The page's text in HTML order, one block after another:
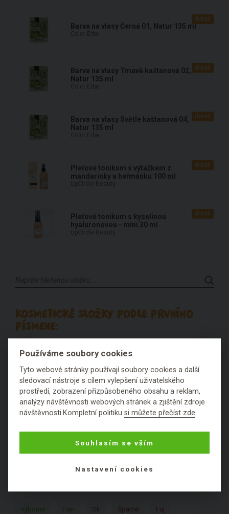
Barva na vlasy Černá 01, Natur 135 ml
detail
Barva na vlasy Tmavě kaštanová 02,
Natur 135 ml
detail
Barva na vlasy Světle kaštanová 04,
Natur 135 ml
detail
Pleťové tonikum s výtažkem z
mandarinky a heřmánku 100 ml
detail
Pleťové tonikum s kyselinou
hyaluronovou - mini 30 ml
detail
KOSMETICKÉ SLOŽKY PODLE PRVNÍHO
PÍSMENE:
4 A B
E F G K
L M N O P Q R S T
KOSMETICKÉ SLOŽKY PODLE
Výborné Fajn Ok Špatné Fuj
Používáme soubory cookies
Tyto webové stránky používají soubory cookies a další
sledovací nástroje s cílem vylepšení uživatelského
prostředí, zobrazení přizpůsobeného obsahu a reklam,
analýzy návštěvnosti webových stránek a zjištění zdroje
návštěvnosti.Kompletní politikusi můžete přečíst zde.
Souhlasím se vším
Nastavení cookies